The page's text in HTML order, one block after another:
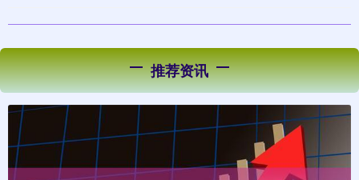
推荐资讯